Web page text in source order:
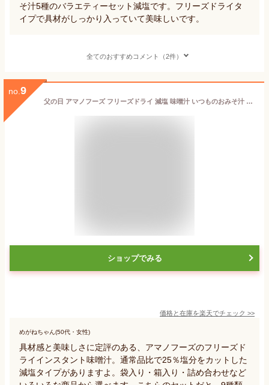
そ汁5種のバラエティーセット減塩です。フリーズドライタ
イプで具材がしっかり入っていて美味しいです。
全てのおすすめコメント（2件）
no. 9
父の日 アマノフーズ フリーズドライ 減塩 味噌汁 いつものおみそ汁 9種27食 54食 81食 から 選べる 詰め合わせ セット 【 送料無料 北海道沖縄以外】 インスタント 食品 みそ汁 即席味噌汁 塩分 カット 減塩食品 2026 内祝い お返し ギフト
ショップでみる
価格と在庫を楽天でチェック >>
めがねちゃん(50代・女性)
具材感と美味しさに定評のある、アマノフーズのフリーズド
ライインスタント味噌汁。通常品比で25％塩分をカットした
減塩タイプがありますよ。袋入り・箱入り・詰め合わせなど